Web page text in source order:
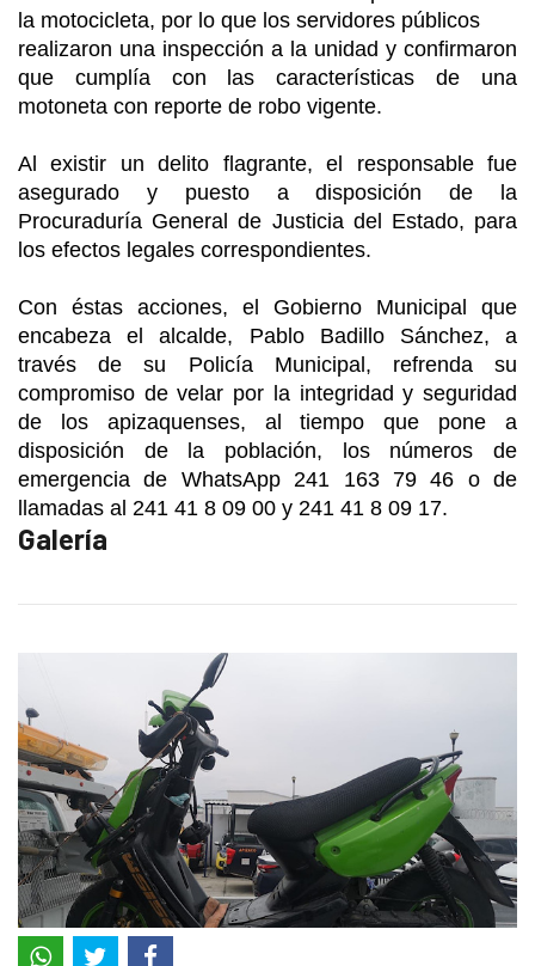
la motocicleta, por lo que los servidores públicos
realizaron una inspección a la unidad y confirmaron
que cumplía con las características de una
motoneta con reporte de robo vigente.
Al existir un delito flagrante, el responsable fue
asegurado y puesto a disposición de la
Procuraduría General de Justicia del Estado, para
los efectos legales correspondientes.
Con éstas acciones, el Gobierno Municipal que
encabeza el alcalde, Pablo Badillo Sánchez, a
través de su Policía Municipal, refrenda su
compromiso de velar por la integridad y seguridad
de los apizaquenses, al tiempo que pone a
disposición de la población, los números de
emergencia de WhatsApp 241 163 79 46 o de
llamadas al 241 41 8 09 00 y 241 41 8 09 17.
Galería